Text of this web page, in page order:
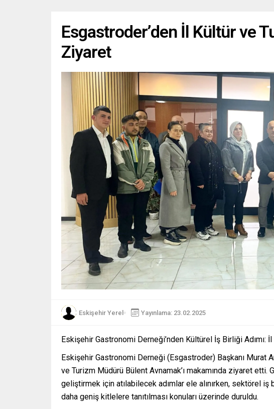
Esgastroder’den İl Kültür ve
Ziyaret
Eskişehir Yerel Yayınlama: 23.02.2025
Eskişehir Gastronomi Derneği’nden Kültürel İş Birliği Adımı:
Eskişehir Gastronomi Derneği (Esgastroder) Başkanı Murat
ve Turizm Müdürü Bülent Avnamak’ı makamında ziyaret
geliştirmek için atılabilecek adımlar ele alınırken, sektörel iş
daha geniş kitlelere tanıtılması konuları üzerinde duruldu.